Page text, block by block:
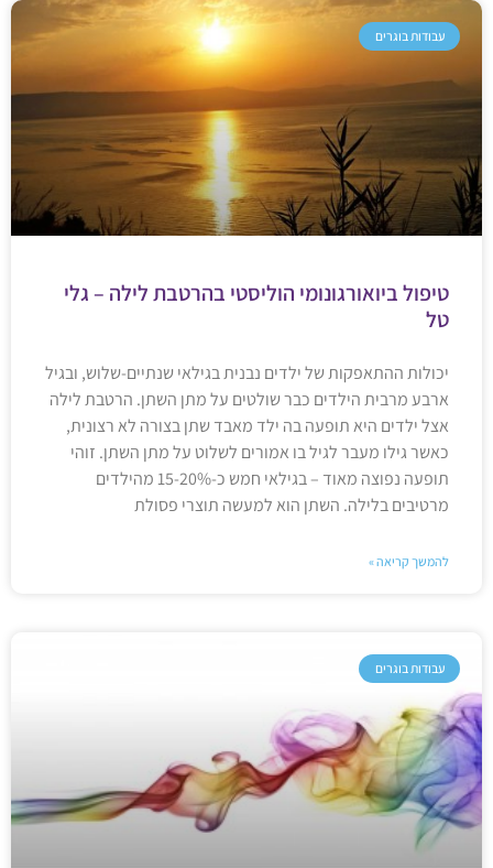
עבודות בוגרים
טיפול ביואורגונומי הוליסטי בהרטבת לילה – גלי
טל
יכולות ההתאפקות של ילדים נבנית בגילאי שנתיים-שלוש, ובגיל
ארבע מרבית הילדים כבר שולטים על מתן השתן. הרטבת לילה
אצל ילדים היא תופעה בה ילד מאבד שתן בצורה לא רצונית,
כאשר גילו מעבר לגיל בו אמורים לשלוט על מתן השתן. זוהי
תופעה נפוצה מאוד – בגילאי חמש כ-15-20% מהילדים
מרטיבים בלילה. השתן הוא למעשה תוצרי פסולת
להמשך קריאה »
עבודות בוגרים